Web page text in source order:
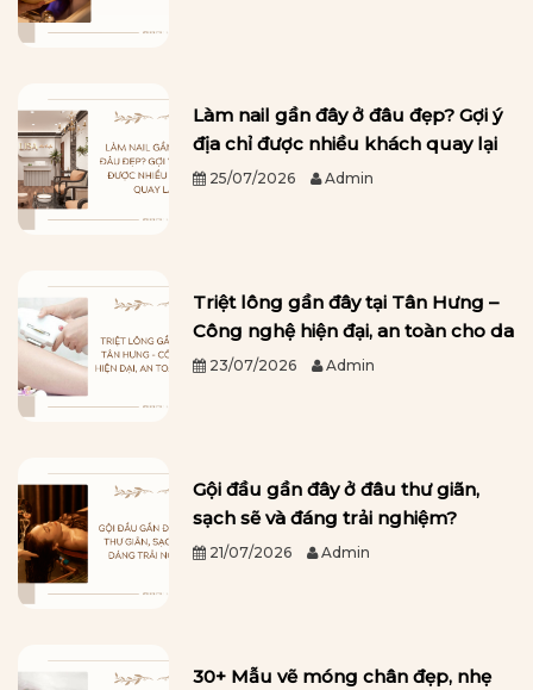
Làm nail gần đây ở đâu đẹp? Gợi ý
địa chỉ được nhiều khách quay lại
25/07/2026 Admin
Triệt lông gần đây tại Tân Hưng –
Công nghệ hiện đại, an toàn cho da
23/07/2026 Admin
Gội đầu gần đây ở đâu thư giãn,
sạch sẽ và đáng trải nghiệm?
21/07/2026 Admin
30+ Mẫu vẽ móng chân đẹp, nhẹ